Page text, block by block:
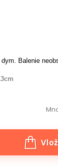
Balenie